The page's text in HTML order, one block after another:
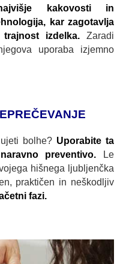
kakovosti in
kar zagotavlja
izdelka. Zaradi
uporaba izjemno
bolhe? Uporabite ta
preventivo.
Le
hišnega ljubljenčka
praktičen in neškodljiv
fazi.